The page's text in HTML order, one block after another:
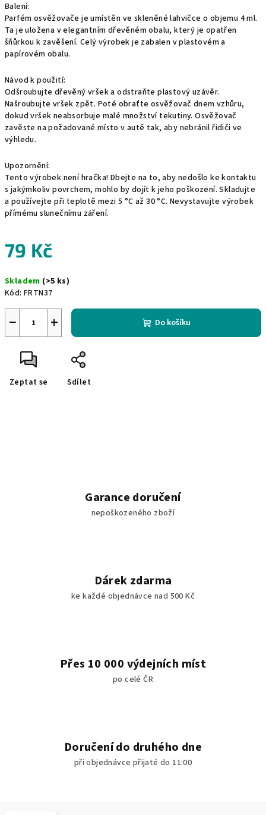
Balení:
Parfém osvěžovače je umístěn ve skleněné lahvičce o objemu 4 ml.
Ta je uložena v elegantním dřevěném obalu, který je opatřen
šňůrkou k zavěšení. Celý výrobek je zabalen v plastovém a
papírovém obalu.
Návod k použití:
Odšroubujte dřevěný vršek a odstraňte plastový uzávěr.
Našroubujte vršek zpět. Poté obraťte osvěžovač dnem vzhůru,
dokud vršek neabsorbuje malé množství tekutiny. Osvěžovač
zavěste na požadované místo v autě tak, aby nebránil řidiči ve
výhledu.
Upozornění:
Tento výrobek není hračka! Dbejte na to, aby nedošlo ke kontaktu
s jakýmkoliv povrchem, mohlo by dojít k jeho poškození. Skladujte
a používejte při teplotě mezi 5 °C až 30 °C. Nevystavujte výrobek
přímému slunečnímu záření.
79 Kč
cena:
Skladem (>5 ks)
Kód: FRTN37
+
− Do košíku
Zeptat se Sdílet
Garance doručení
nepoškozeného zboží
Dárek zdarma
ke každé objednávce nad 500 Kč
Přes 10 000 výdejních míst
po celé ČR
Doručení do druhého dne
při objednávce přijaté do 11:00